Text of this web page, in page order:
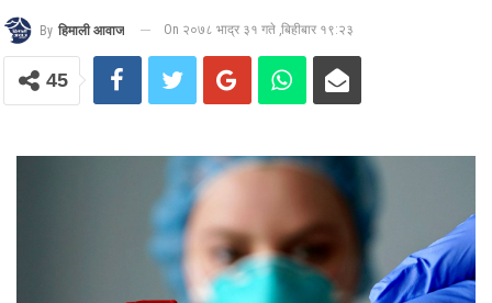
By हिमाली आवाज On २०७८ भाद्र ३१ गते ,बिहीबार १९:२३
45